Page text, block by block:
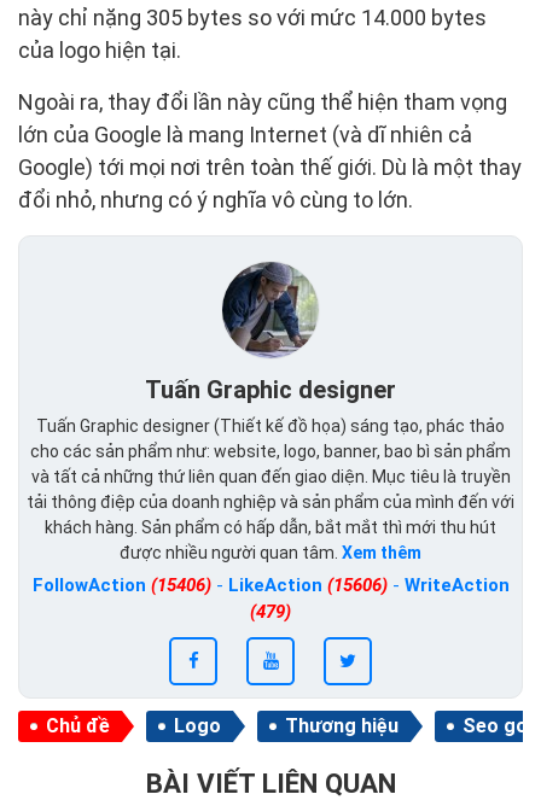
này chỉ nặng 305 bytes so với mức 14.000 bytes
của logo hiện tại.
Ngoài ra, thay đổi lần này cũng thể hiện tham vọng
lớn của Google là mang Internet (và dĩ nhiên cả
Google) tới mọi nơi trên toàn thế giới. Dù là một thay
đổi nhỏ, nhưng có ý nghĩa vô cùng to lớn.
Tuấn Graphic designer
Tuấn Graphic designer (Thiết kế đồ họa) sáng tạo, phác thảo
cho các sản phẩm như: website, logo, banner, bao bì sản phẩm
và tất cả những thứ liên quan đến giao diện. Mục tiêu là truyền
tải thông điệp của doanh nghiệp và sản phẩm của mình đến với
khách hàng. Sản phẩm có hấp dẫn, bắt mắt thì mới thu hút
được nhiều người quan tâm. Xem thêm
FollowAction (15406)- LikeAction (15606)- WriteAction
(479)
Chủ đề Logo Thương hiệu Seo
BÀI VIẾT LIÊN QUAN